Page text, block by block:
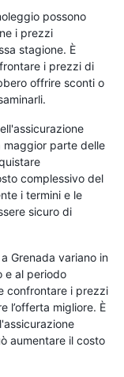
possono
i prezzi
stagione. È
i prezzi di
offrire sconti o
maggior parte delle
complessivo del
i termini e le
sicuro di
Grenada variano in
e al periodo
confrontare i prezzi
l’offerta migliore. È
aumentare il costo